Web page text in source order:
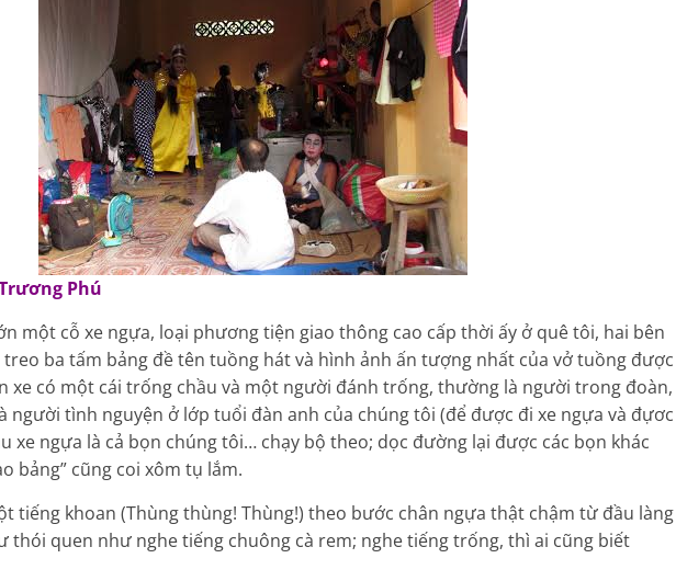
Phú
một cỗ xe ngựa, loại phương tiện giao thông cao cấp thời ấy ở quê tôi, hai bên
treo ba tấm bảng đề tên tuồng hát và hình ảnh ấn tượng nhất của vở tuồng được
xe có một cái trống chầu và một người đánh trống, thường là người trong đoàn,
người tình nguyện ở lớp tuổi đàn anh của chúng tôi (để được đi xe ngựa và đựơc
xe ngựa là cả bọn chúng tôi… chạy bộ theo; dọc đường lại được các bọn khác
bảng” cũng coi xôm tụ lắm.
tiếng khoan (Thùng thùng! Thùng!) theo bước chân ngựa thật chậm từ đầu làng
thói quen như nghe tiếng chuông cà rem; nghe tiếng trống, thì ai cũng biết